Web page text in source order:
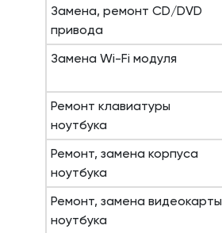
Замена, ремонт CD/DVD
привода
Замена Wi-Fi модуля
Ремонт клавиатуры
ноутбука
Ремонт, замена корпуса
ноутбука
Ремонт, замена видеокарты
ноутбука